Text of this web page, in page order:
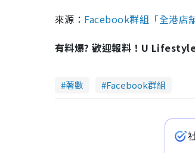
來源： Facebook群組「全港店
有料爆? 歡迎報料！U
著數 Facebook群組